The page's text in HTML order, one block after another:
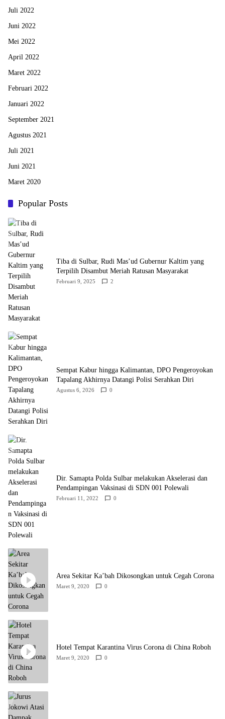
Juli 2022
Juni 2022
Mei 2022
April 2022
Maret 2022
Februari 2022
Januari 2022
September 2021
Agustus 2021
Juli 2021
Juni 2021
Maret 2020
Popular Posts
Tiba di Sulbar, Rudi Mas’ud Gubernur Kaltim yang
Terpilih Disambut Meriah Ratusan Masyarakat
Februari 9, 2025 2
Sempat Kabur hingga Kalimantan, DPO Pengeroyokan
Tapalang Akhirnya Datangi Polisi Serahkan Diri
Agustus 6, 2026 0
Dir. Samapta Polda Sulbar melakukan Akselerasi dan
Pendampingan Vaksinasi di SDN 001 Polewali
Februari 11, 2022 0
Area Sekitar Ka’bah Dikosongkan untuk Cegah Corona
Maret 9, 2020 0
Hotel Tempat Karantina Virus Corona di China Roboh
Maret 9, 2020 0